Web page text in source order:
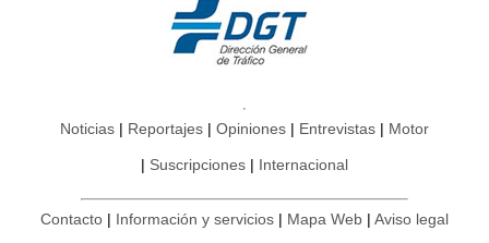
Noticias Reportajes Opiniones Entrevistas Motor
Suscripciones Internacional
Contacto Información y servicios Mapa Web Aviso legal